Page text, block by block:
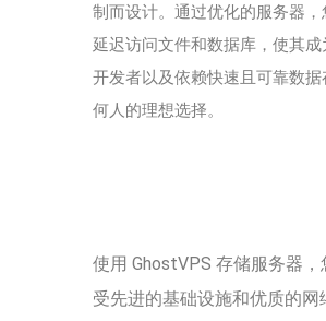
制而设计。通过优化的服务器
延迟访问文件和数据库，使其成
开发者以及依赖快速且可靠数
何人的理想选择。
使用 GhostVPS 存储服务器，
受先进的基础设施和优质的网